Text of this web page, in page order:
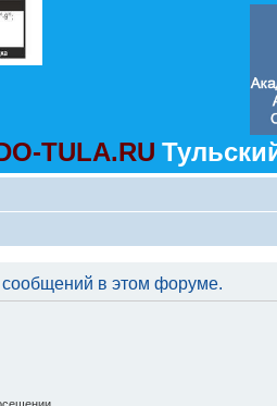
TULA.RU
сообщений в этом форуме.